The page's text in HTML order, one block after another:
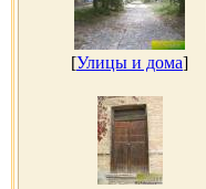
[Улицы и дома]